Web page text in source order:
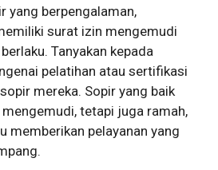
yang berpengalaman,
surat izin mengemudi
Tanyakan kepada
pelatihan atau sertifikasi
mereka. Sopir yang baik
tetapi juga ramah,
memberikan pelayanan yang